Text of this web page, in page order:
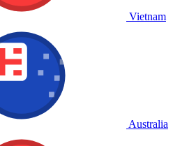
Vietnam
Australia